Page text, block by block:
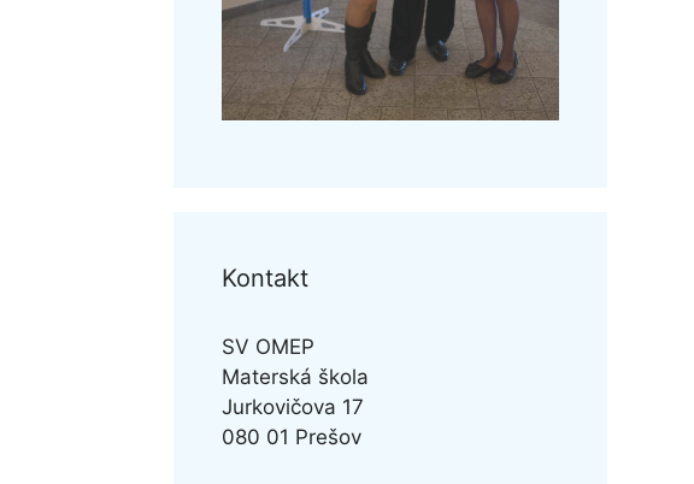
Kontakt
SV OMEP
Materská škola
Jurkovičova 17
080 01 Prešov